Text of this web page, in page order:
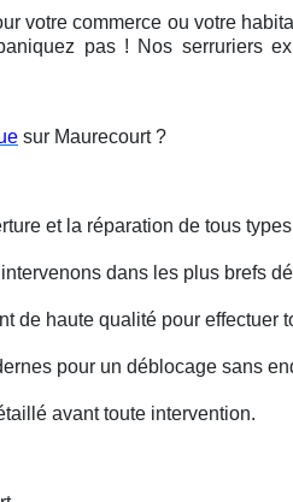
votre commerce ou votre
pas ! Nos serruriers
sur Maurecourt ?
et la réparation de tous
dans les plus brefs
de haute qualité pour effectuer
pour un déblocage sans
avant toute intervention.